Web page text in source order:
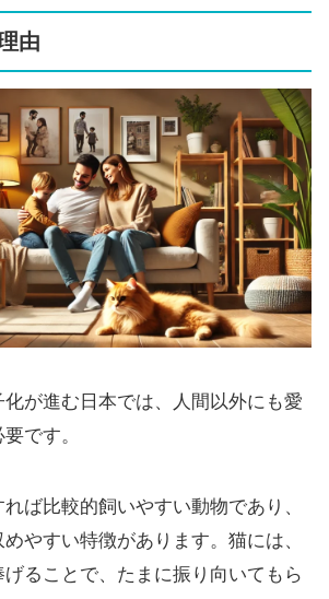
由
が進む日本では、人間以外にも愛
です。
ば比較的飼いやすい動物であり、
やすい特徴があります。猫には、
ることで、たまに振り向いてもら